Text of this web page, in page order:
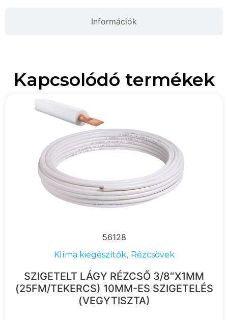
Információk
Kapcsolódó termékek
56128
Klíma kiegészítők, Rézcsövek
SZIGETELT LÁGY RÉZCSŐ 3/8″X1MM
(25FM/TEKERCS) 10MM-ES SZIGETELÉS
(VEGYTISZTA)